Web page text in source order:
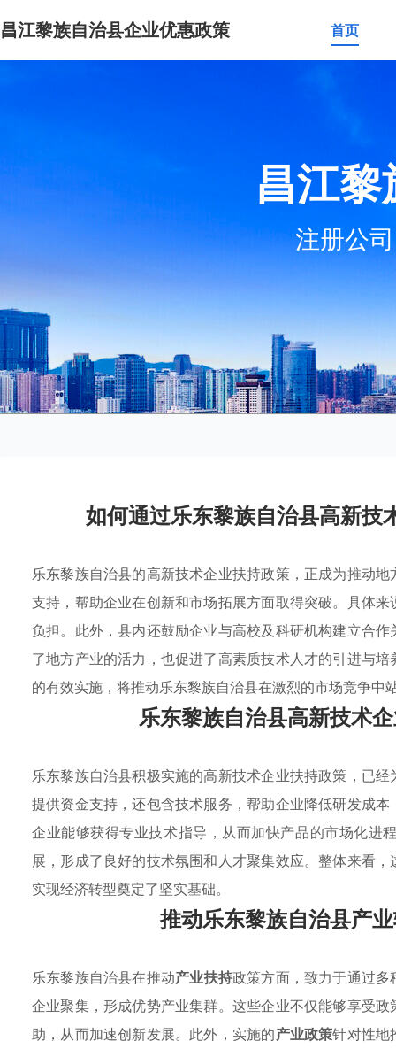
昌江黎族自治县企业优惠政策 首页
昌江
注册公
如何通过乐东黎族自治县高新技
乐东黎族自治县的高新技术企业扶持政策，正成为推动
支持，帮助企业在创新和市场拓展方面取得突破。具体
负担。此外，县内还鼓励企业与高校及科研机构建立合
了地方产业的活力，也促进了高素质技术人才的引进与
的有效实施，将推动乐东黎族自治县在激烈的市场竞争中
乐东黎族自治县高新技术
乐东黎族自治县积极实施的高新技术企业扶持政策，已
提供资金支持，还包含技术服务，帮助企业降低研发成
企业能够获得专业技术指导，从而加快产品的市场化进
展，形成了良好的技术氛围和人才聚集效应。整体来看
实现经济转型奠定了坚实基础。
推动乐东黎族自治县产
乐东黎族自治县在推动产业扶持政策方面，致力于通过
企业聚集，形成优势产业集群。这些企业不仅能够享受
助，从而加速创新发展。此外，实施的产业政策针对性地